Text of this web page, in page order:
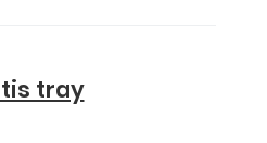
tray